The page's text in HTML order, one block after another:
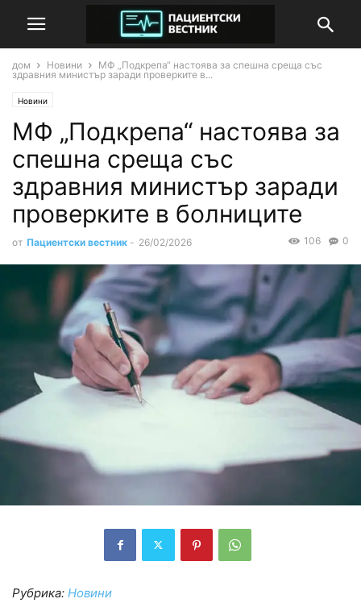
дом Новини
МФ „Подкрепа“ настоява за спешна среща със
здравния министър заради проверките в...
Новини
МФ „Подкрепа“ настоява за
спешна среща със
здравния министър заради
проверките в болниците
от Пациентски вестник - 26/02/2026 0
106
Рубрика: Новини